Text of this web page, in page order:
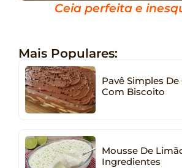
Ceia perfeita e
Mais Populares:
Pavê Simples
Com Biscoito
Mousse De
Ingredientes